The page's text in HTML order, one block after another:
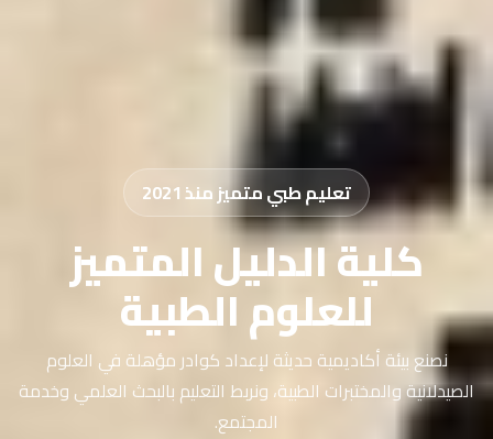
تعليم طبي متميز منذ 2021
كلية الدليل المتميز
للعلوم الطبية
نصنع بيئة أكاديمية حديثة لإعداد كوادر مؤهلة في العلوم
الصيدلانية والمختبرات الطبية، ونربط التعليم بالبحث العلمي وخدمة
المجتمع.